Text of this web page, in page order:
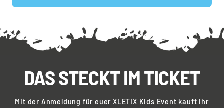
DAS STECKT IM TICKET
Mit der Anmeldung für euer XLETIX Kids Event kauft ihr